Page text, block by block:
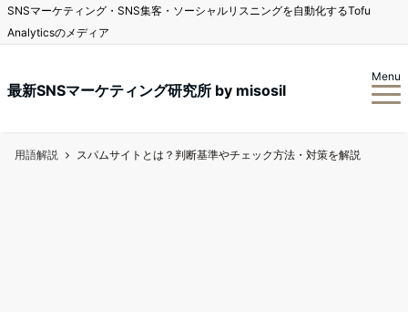
SNSマーケティング・SNS集客・ソーシャルリスニングを自動化するTofu
Analyticsのメディア
最新SNSマーケティング研究所 by misosil
Menu
用語解説 スパムサイトとは？判断基準やチェック方法・対策を解説